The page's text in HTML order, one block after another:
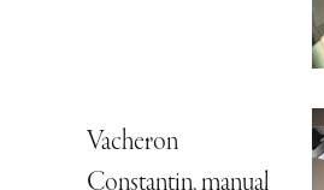
Vacheron
Constantin, manual